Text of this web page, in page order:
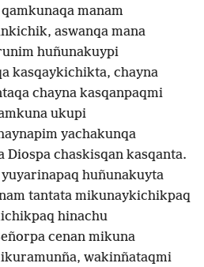
manam
aswanqa mana
huñunakuypi
kasqaykichikta, chayna
chayna kasqanpaqmi
ukupi
yachakunqa
Diospa chaskisqan kasqanta.
huñunakuyta
tantata mikunaykichikpaq
hinachu
cenan mikuna
wakinñataqmi